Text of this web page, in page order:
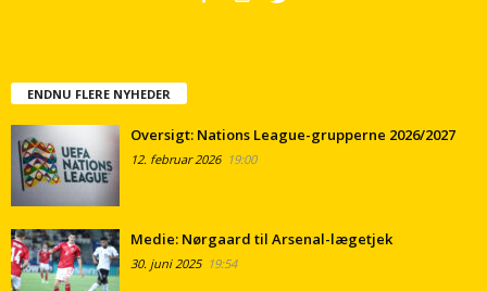
ENDNU FLERE NYHEDER
Oversigt: Nations League-grupperne 2026/2027
12. februar 202619:00
Medie: Nørgaard til Arsenal-lægetjek
30. juni 202519:54